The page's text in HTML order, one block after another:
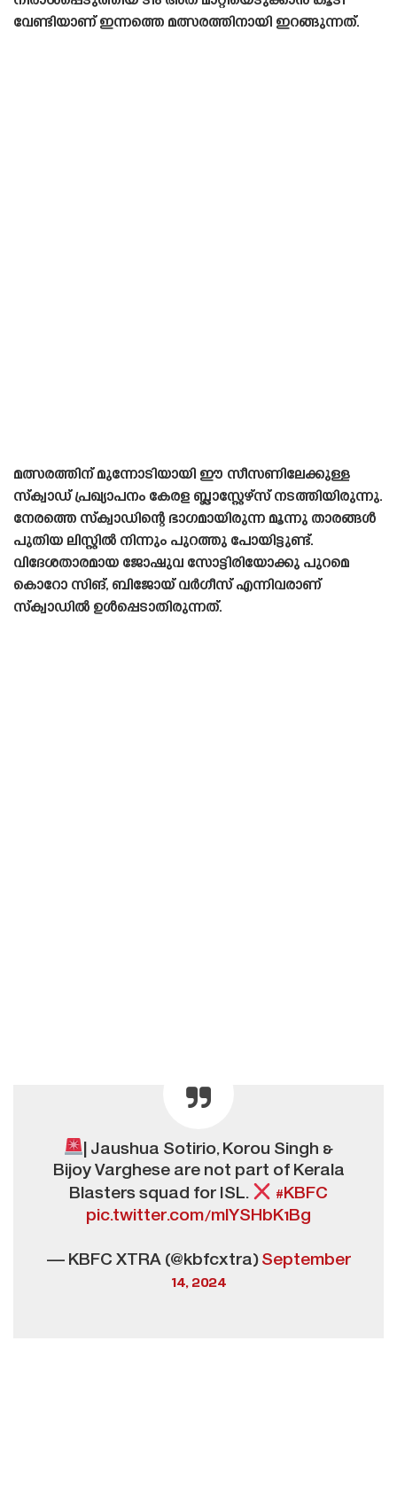
വേണ്ടിയാണ് ഇന്നത്തെ മത്സരത്തിനായി ഇറങ്ങുന്നത്.
മത്സരത്തിന് മുന്നോടിയായി ഈ സീസണിലേക്കുള്ള
സ്‌ക്വാഡ് പ്രഖ്യാപനം കേരള ബ്ലാസ്റ്റേഴ്‌സ് നടത്തിയിരുന്നു.
നേരത്തെ സ്‌ക്വാഡിന്റെ ഭാഗമായിരുന്ന മൂന്നു താരങ്ങൾ
പുതിയ ലിസ്റ്റിൽ നിന്നും പുറത്തു പോയിട്ടുണ്ട്.
വിദേശതാരമായ ജോഷുവ സോട്ടിരിയോക്കു പുറമെ
കൊറോ സിങ്, ബിജോയ് വർഗീസ് എന്നിവരാണ്
സ്‌ക്വാഡിൽ ഉൾപ്പെടാതിരുന്നത്.
| Jaushua Sotirio, Korou Singh &
Bijoy Varghese are not part of Kerala
Blasters squad for ISL.
#KBFC
pic.twitter.com/mlYSHbK1Bg
— KBFC XTRA (@kbfcxtra)September
14, 2024